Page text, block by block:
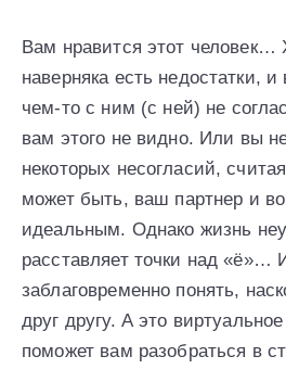
Вам нравится этот человек…
наверняка есть недостатки,
чем-то с ним (с ней) не
вам этого не видно. Или вы
некоторых несогласий,
может быть, ваш партнер и
идеальным. Однако жизнь
расставляет точки над «ё»…
заблаговременно понять,
друг другу. А это
поможет вам разобраться в